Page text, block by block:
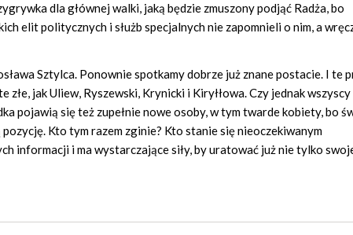
dla głównej walki, jaką będzie zmuszony podjąć Radża, bo
elit politycznych i służb specjalnych nie zapomnieli o nim, a
Sztylca. Ponownie spotkamy dobrze już znane postacie. I te
jak Uliew, Ryszewski, Krynicki i Kiryłłowa. Czy jednak
pojawią się też zupełnie nowe osoby, w tym twarde kobiety, bo
Kto tym razem zginie? Kto stanie się nieoczekiwanym
informacji i ma wystarczające siły, by uratować już nie tylko